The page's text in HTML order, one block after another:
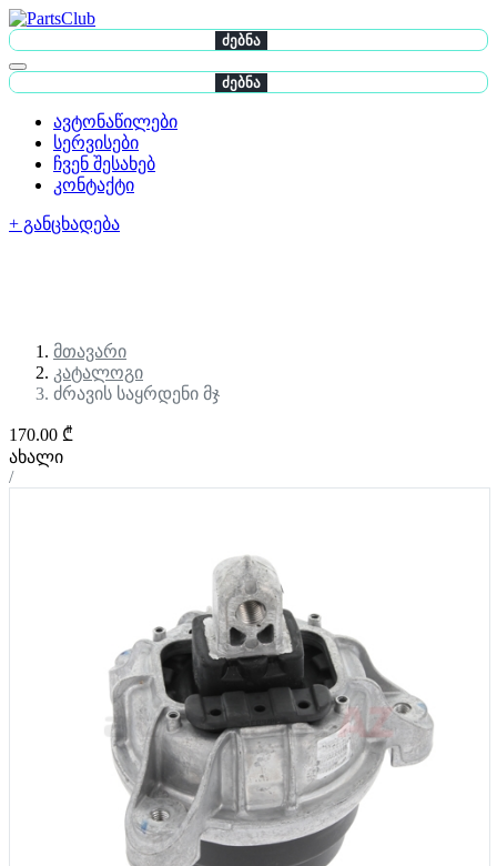
ძებნა
ძებნა
ავტონაწილები
სერვისები
ჩვენ შესახებ
კონტაქტი
+ განცხადება
მთავარი
კატალოგი
ძრავის საყრდენი მჯ
170.00 ₾
ახალი
/